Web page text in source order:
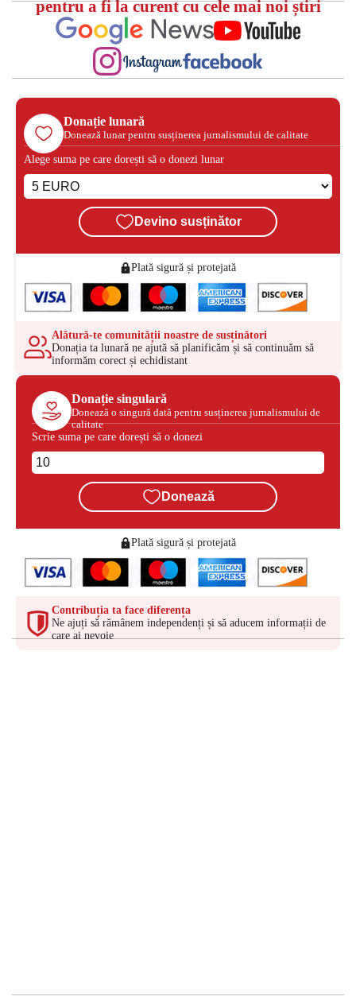
pentru a fi la curent cu cele mai noi știri
Donație lunară
Donează lunar pentru susținerea jurnalismului de calitate
Alege suma pe care dorești să o donezi lunar
Devino susținător
Plată sigură și protejată
Alătură-te comunității noastre de susținători
Donația ta lunară ne ajută să planificăm și să continuăm să
informăm corect și echidistant
Donație singulară
Donează o singură dată pentru susținerea jurnalismului de
calitate
Scrie suma pe care dorești să o donezi
Donează
Plată sigură și protejată
Contribuția ta face diferența
Ne ajuți să rămânem independenți și să aducem informații de
care ai nevoie